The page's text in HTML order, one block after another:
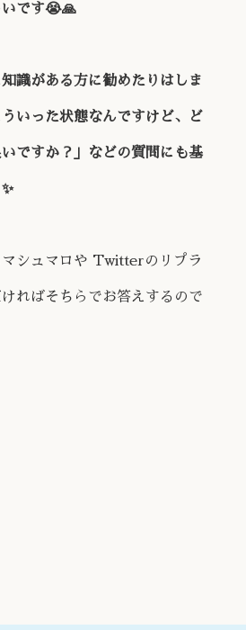
いです😭🙏
識がある方に勧めたりはしま
いった状態なんですけど、ど
ですか？」などの質問にも基
マシュマロや Twitterのリプラ
ればそちらでお答えするので